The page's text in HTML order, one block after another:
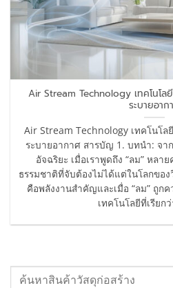
Air Stream Technology เทคโนโล
ระบายอาก
Air Stream Technology เทคโนโล
ระบายอากาศ สารบัญ 1. บทนำ: จา
อัจฉริยะ เมื่อเราพูดถึง “ลม” หล
ธรรมชาติที่จับต้องไม่ได้แต่ในโลกขอ
คือพลังงานสำคัญและเมื่อ “ลม” ถู
เทคโนโลยีที่เรียก